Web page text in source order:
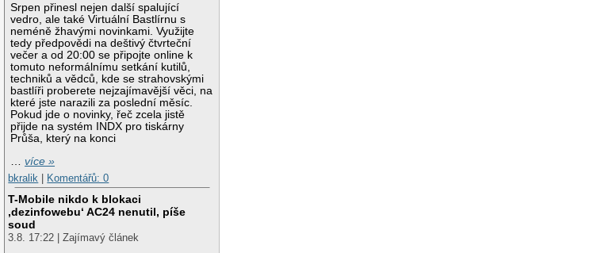
Srpen přinesl nejen další spalující
vedro, ale také Virtuální Bastlírnu s
neméně žhavými novinkami. Využijte
tedy předpovědi na deštivý čtvrteční
večer a od 20:00 se připojte online k
tomuto neformálnímu setkání kutilů,
techniků a vědců, kde se strahovskými
bastlíři proberete nejzajímavější věci, na
které jste narazili za poslední měsíc.
Pokud jde o novinky, řeč zcela jistě
přijde na systém INDX pro tiskárny
Průša, který na konci
…více »
bkralik
Komentářů: 0
T-Mobile nikdo k blokaci
‚dezinfowebu‘ AC24 nenutil, píše
soud
3.8. 17:22 | Zajímavý článek